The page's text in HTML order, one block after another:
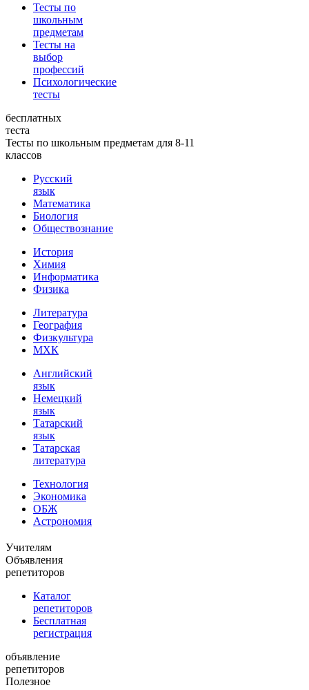
Тесты по
школьным
предметам
Тесты на
выбор
профессий
Психологические
тесты
бесплатных
теста
Тесты по школьным предметам для 8-11
классов
Русский
язык
Математика
Биология
Обществознание
История
Химия
Информатика
Физика
Литература
География
Физкультура
МХК
Английский
язык
Немецкий
язык
Татарский
язык
Татарская
литература
Технология
Экономика
ОБЖ
Астрономия
Учителям
Объявления
репетиторов
Каталог
репетиторов
Бесплатная
регистрация
объявление
репетиторов
Полезное